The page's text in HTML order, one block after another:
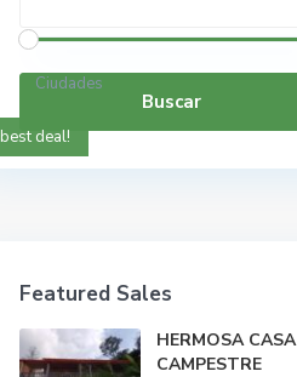
Ciudades
Buscar
best deal!
Featured Sales
HERMOSA CASA
CAMPESTRE